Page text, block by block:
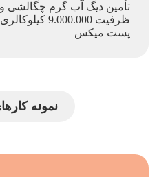
تأمین دیگ آب گرم چگالشی
ظرفیت
پست میکس
نمونه